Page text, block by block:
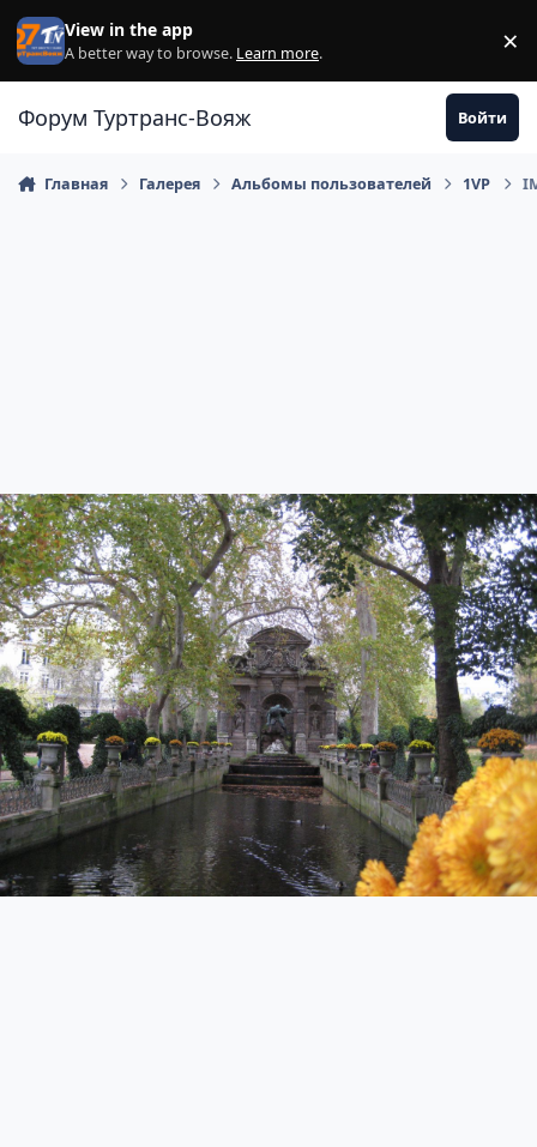
Перейти к содержанию
View in the app
A better way to browse. Learn more. ×
Форум Туртранс-Вояж Войти
Главная Галерея Альбомы пользователей 1VP